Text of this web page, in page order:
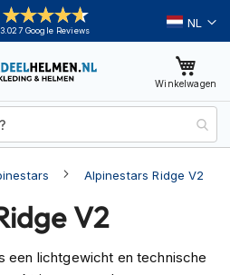
3.027 Google Reviews
Ga
naar
inhoud
Taal
Winkelwagen
Alpinestars Ridge V2
V2
een lichtgewicht en technische